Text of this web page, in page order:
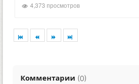
4,373 просмотров
Комментарии (0)